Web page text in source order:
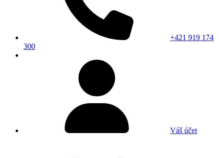
+421 919 174
300
Váš účet